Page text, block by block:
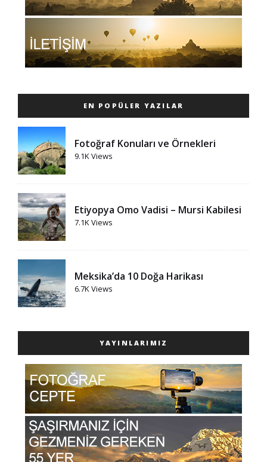
EN POPÜLER YAZILAR
Fotoğraf Konuları ve Örnekleri
9.1K Views
Etiyopya Omo Vadisi – Mursi Kabilesi
7.1K Views
Meksika’da 10 Doğa Harikası
6.7K Views
YAYINLARIMIZ